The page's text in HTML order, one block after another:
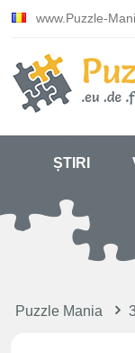
www.Puzzle-
ȘTIRI
Puzzle Mania